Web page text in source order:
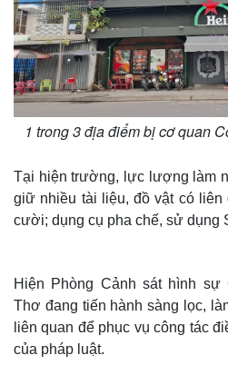
Thế giới
Quan sát
1 trong 3 địa điểm bị cơ quan
Tại hiện trường, lực lượng làm
giữ nhiều tài liệu, đồ vật có
cười; dụng cụ pha chế, sử
Hiện Phòng Cảnh sát hình sự
Thơ đang tiến hành sàng lọc,
liên quan để phục vụ công tác
của pháp luật.